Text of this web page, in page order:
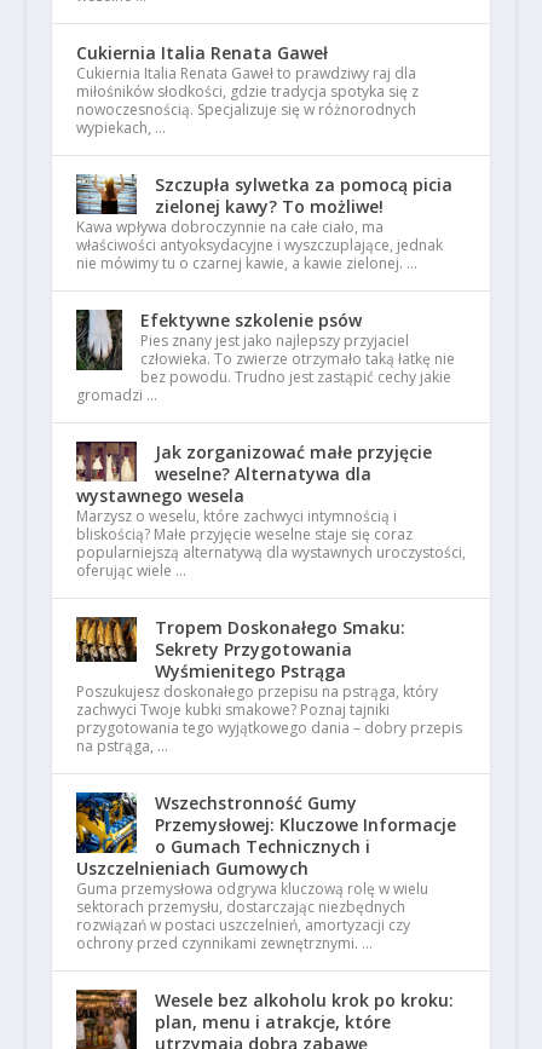
Cukiernia Italia Renata Gaweł
Cukiernia Italia Renata Gaweł to prawdziwy raj dla
miłośników słodkości, gdzie tradycja spotyka się z
nowoczesnością. Specjalizuje się w różnorodnych
wypiekach, …
Szczupła sylwetka za pomocą picia
zielonej kawy? To możliwe!
Kawa wpływa dobroczynnie na całe ciało, ma
właściwości antyoksydacyjne i wyszczuplające, jednak
nie mówimy tu o czarnej kawie, a kawie zielonej. …
Efektywne szkolenie psów
Pies znany jest jako najlepszy przyjaciel
człowieka. To zwierze otrzymało taką łatkę nie
bez powodu. Trudno jest zastąpić cechy jakie
gromadzi …
Jak zorganizować małe przyjęcie
weselne? Alternatywa dla
wystawnego wesela
Marzysz o weselu, które zachwyci intymnością i
bliskością? Małe przyjęcie weselne staje się coraz
popularniejszą alternatywą dla wystawnych uroczystości,
oferując wiele …
Tropem Doskonałego Smaku:
Sekrety Przygotowania
Wyśmienitego Pstrąga
Poszukujesz doskonałego przepisu na pstrąga, który
zachwyci Twoje kubki smakowe? Poznaj tajniki
przygotowania tego wyjątkowego dania – dobry przepis
na pstrąga, …
Wszechstronność Gumy
Przemysłowej: Kluczowe Informacje
o Gumach Technicznych i
Uszczelnieniach Gumowych
Guma przemysłowa odgrywa kluczową rolę w wielu
sektorach przemysłu, dostarczając niezbędnych
rozwiązań w postaci uszczelnień, amortyzacji czy
ochrony przed czynnikami zewnętrznymi. …
Wesele bez alkoholu krok po kroku:
plan, menu i atrakcje, które
utrzymają dobrą zabawę